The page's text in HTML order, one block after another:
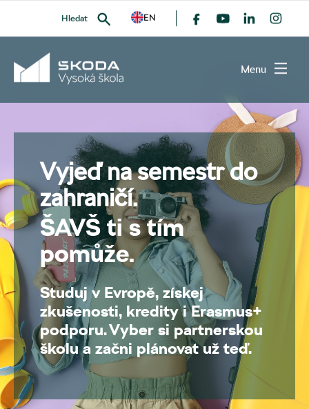
Hledat
VYHLEDAT
EN
Menu
Vyjeď na semestr do
zahraničí.
ŠAVŠ ti s tím
pomůže.
Studuj v Evropě, získej
zkušenosti, kredity i Erasmus+
podporu. Vyber si partnerskou
školu a začni plánovat už teď.